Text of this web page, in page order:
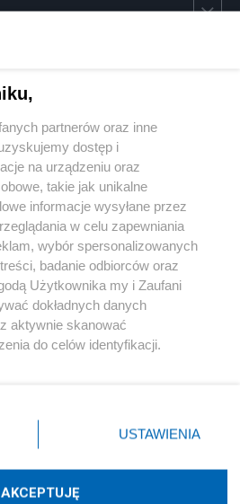
Instagram Youtube
partnerów oraz inne
dostęp i
na urządzeniu oraz
takie jak unikalne
informacje wysyłane przez
w celu zapewniania
wybór spersonalizowanych
badanie odbiorców oraz
Użytkownika my i Zaufani
dokładnych danych
aktywnie skanować
do celów identyfikacji.
przycisk ustawień prywatności
dolnym rogu strony
nie wymagają zgody
sprzeciwić się takiemu
USTAWIENIA
AKCEPTUJĘ